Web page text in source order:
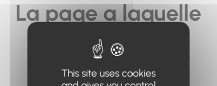
La page a laquelle
vous cherchez à
accéder n'existe
pas... ou plus.
This site uses cookies